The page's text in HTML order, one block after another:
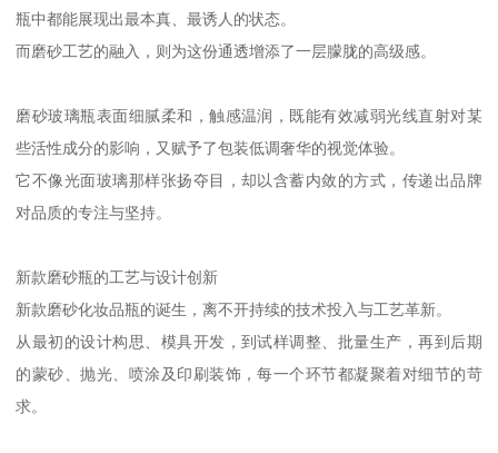
瓶中都能展现出最本真、最诱人的状态。
而磨砂工艺的融入，则为这份通透增添了一层朦胧的高级感。
磨砂玻璃瓶表面细腻柔和，触感温润，既能有效减弱光线直射对某
些活性成分的影响，又赋予了包装低调奢华的视觉体验。
它不像光面玻璃那样张扬夺目，却以含蓄内敛的方式，传递出品牌
对品质的专注与坚持。
新款磨砂瓶的工艺与设计创新
新款磨砂化妆品瓶的诞生，离不开持续的技术投入与工艺革新。
从最初的设计构思、模具开发，到试样调整、批量生产，再到后期
的蒙砂、抛光、喷涂及印刷装饰，每一个环节都凝聚着对细节的苛
求。